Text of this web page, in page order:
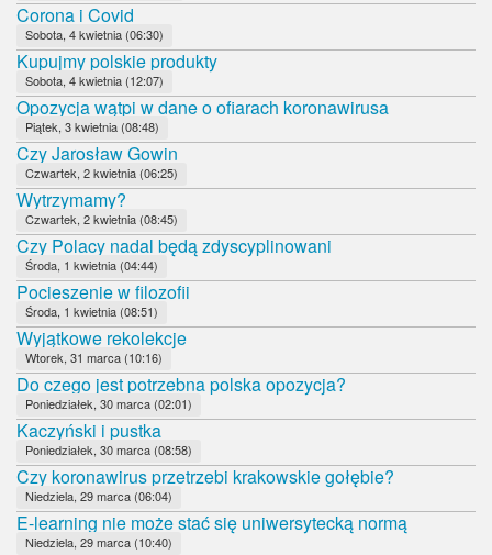
Corona i Covid
Sobota, 4 kwietnia (06:30)
Kupujmy polskie produkty
Sobota, 4 kwietnia (12:07)
Opozycja wątpi w dane o ofiarach koronawirusa
Piątek, 3 kwietnia (08:48)
Czy Jarosław Gowin
Czwartek, 2 kwietnia (06:25)
Wytrzymamy?
Czwartek, 2 kwietnia (08:45)
Czy Polacy nadal będą zdyscyplinowani
Środa, 1 kwietnia (04:44)
Pocieszenie w filozofii
Środa, 1 kwietnia (08:51)
Wyjątkowe rekolekcje
Wtorek, 31 marca (10:16)
Do czego jest potrzebna polska opozycja?
Poniedziałek, 30 marca (02:01)
Kaczyński i pustka
Poniedziałek, 30 marca (08:58)
Czy koronawirus przetrzebi krakowskie gołębie?
Niedziela, 29 marca (06:04)
E-learning nie może stać się uniwersytecką normą
Niedziela, 29 marca (10:40)